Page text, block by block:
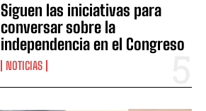
Siguen las iniciativas para
conversar sobre la
independencia en el Congreso
NOTICIAS